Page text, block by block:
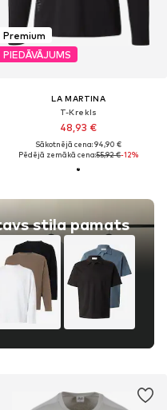
stila pamats
Premium
PIEDĀVĀJUMS
LA MARTINA
T-Krekls
48,93 €
Sākotnējā cena: 94,90 €
Pēdējā zemākā cena:55,92 €-12%